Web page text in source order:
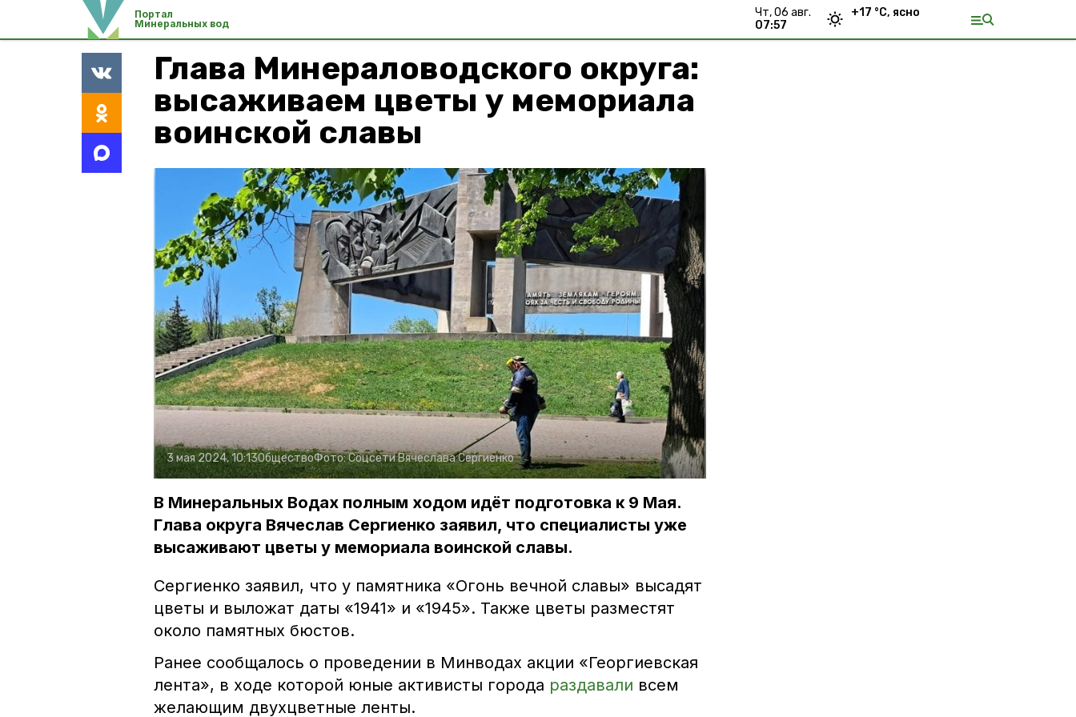
Портал
Минеральных вод
чт, 06 авг.
07:57
+17 °С, ясно
Глава Минераловодского округа:
высаживаем цветы у мемориала
воинской славы
3 мая 2024, 10:13ОбществоФото:Соцсети Вячеслава Сергиенко
В Минеральных Водах полным ходом идёт подготовка к 9 Мая.
Глава округа Вячеслав Сергиенко заявил, что специалисты уже
высаживают цветы у мемориала воинской славы.
Сергиенко заявил, что у памятника «Огонь вечной славы» высадят
цветы и выложат даты «1941» и «1945». Также цветы разместят
около памятных бюстов.
Ранее сообщалось о проведении в Минводах акции «Георгиевская
лента», в ходе которой юные активисты города раздавали всем
желающим двухцветные ленты.